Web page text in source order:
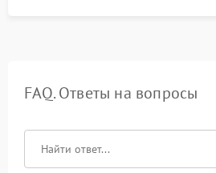
FAQ. Ответы на вопросы